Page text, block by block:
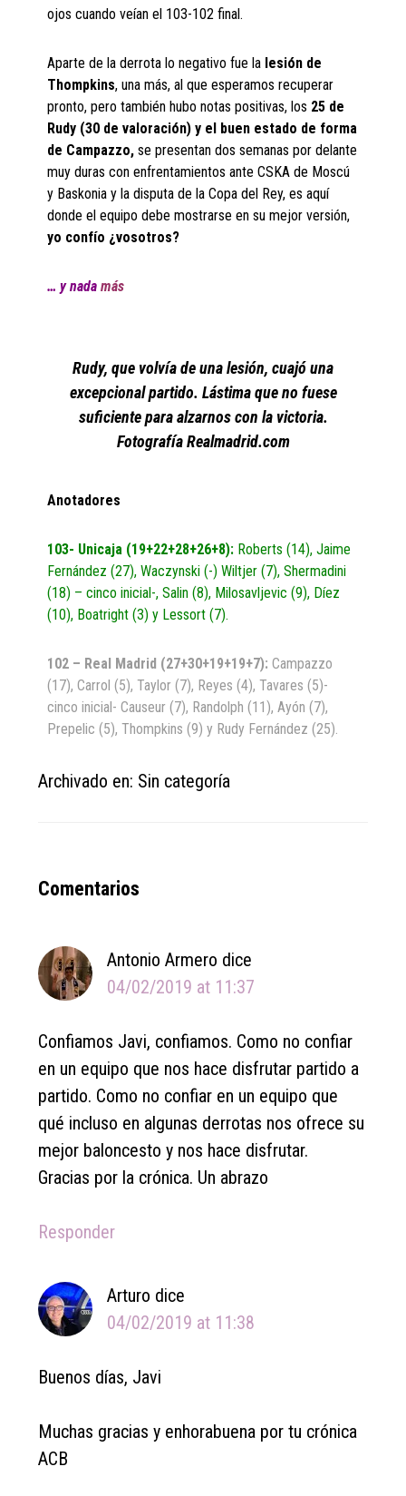
ojos cuando veían el 103-102 final.
Aparte de la derrota lo negativo fue la lesión de
Thompkins, una más, al que esperamos recuperar
pronto, pero también hubo notas positivas, los 25 de
Rudy (30 de valoración) y el buen estado de forma
de Campazzo, se presentan dos semanas por delante
muy duras con enfrentamientos ante CSKA de Moscú
y Baskonia y la disputa de la Copa del Rey, es aquí
donde el equipo debe mostrarse en su mejor versión,
yo confío ¿vosotros?
… y nada más
Rudy, que volvía de una lesión, cuajó una
excepcional partido. Lástima que no fuese
suficiente para alzarnos con la victoria.
Fotografía Realmadrid.com
Anotadores
103- Unicaja (19+22+28+26+8): Roberts (14), Jaime
Fernández (27), Waczynski (-) Wiltjer (7), Shermadini
(18) – cinco inicial-, Salin (8), Milosavljevic (9), Díez
(10), Boatright (3) y Lessort (7).
102 – Real Madrid (27+30+19+19+7): Campazzo
(17), Carrol (5), Taylor (7), Reyes (4), Tavares (5)-
cinco inicial- Causeur (7), Randolph (11), Ayón (7),
Prepelic (5), Thompkins (9) y Rudy Fernández (25).
Archivado en: Sin categoría
Reader
Comentarios
Antonio Armero dice
04/02/2019 at 11:37
Confiamos Javi, confiamos. Como no confiar
en un equipo que nos hace disfrutar partido a
partido. Como no confiar en un equipo que
qué incluso en algunas derrotas nos ofrece su
mejor baloncesto y nos hace disfrutar.
Gracias por la crónica. Un abrazo
Responder
Arturo dice
04/02/2019 at 11:38
Buenos días, Javi
Muchas gracias y enhorabuena por tu crónica
ACB